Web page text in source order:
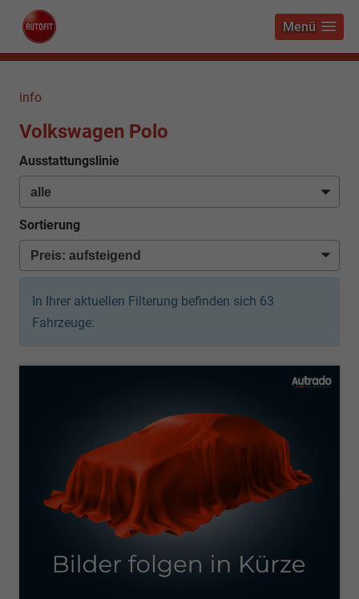
Menü
info
Volkswagen Polo
Ausstattungslinie
Sortierung
In Ihrer aktuellen Filterung befinden sich 63
Fahrzeuge: